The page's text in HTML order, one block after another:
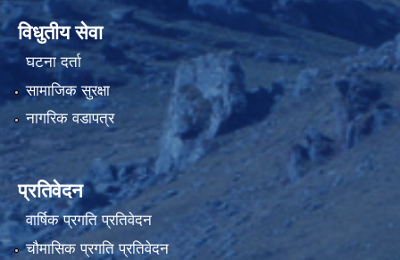
विधुतीय सेवा
घटना दर्ता
सामाजिक सुरक्षा
नागरिक वडापत्र
प्रतिवेदन
वार्षिक प्रगति प्रतिवेदन
चौमासिक प्रगति प्रतिवेदन